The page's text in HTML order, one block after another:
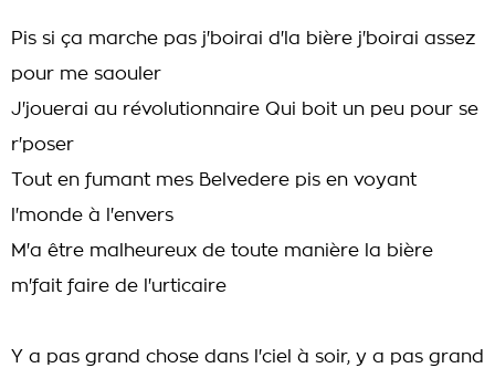
Pis si ça marche pas j'boirai d'la bière j'boirai assez
pour me saouler
J'jouerai au révolutionnaire Qui boit un peu pour se
r'poser
Tout en fumant mes Belvedere pis en voyant
l'monde à l'envers
M'a être malheureux de toute manière la bière
m'fait faire de l'urticaire
Y a pas grand chose dans l'ciel à soir, y a pas grand